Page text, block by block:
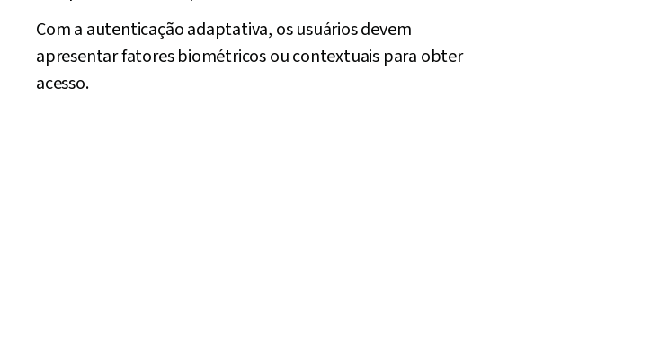
Com a autenticação adaptativa, os usuários devem
apresentar fatores biométricos ou contextuais para obter
acesso.